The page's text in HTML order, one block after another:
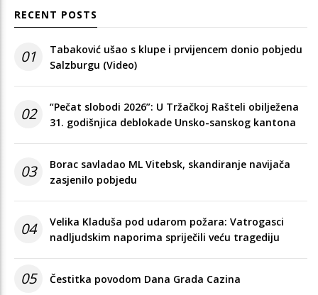
RECENT POSTS
01
Tabaković ušao s klupe i prvijencem donio pobjedu
Salzburgu (Video)
02
“Pečat slobodi 2026”: U Tržačkoj Rašteli obilježena
31. godišnjica deblokade Unsko-sanskog kantona
03
Borac savladao ML Vitebsk, skandiranje navijača
zasjenilo pobjedu
04
Velika Kladuša pod udarom požara: Vatrogasci
nadljudskim naporima spriječili veću tragediju
05 Čestitka povodom Dana Grada Cazina